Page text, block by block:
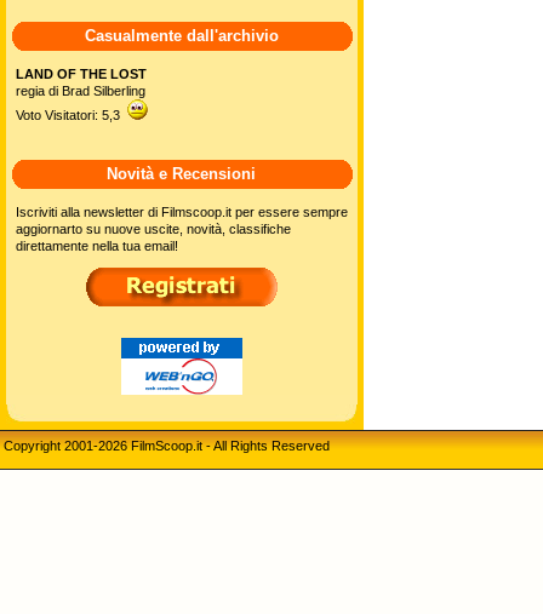
Casualmente dall'archivio
LAND OF THE LOST
regia di Brad Silberling
Voto Visitatori: 5,3
Novità e Recensioni
Iscriviti alla newsletter di Filmscoop.it per essere sempre
aggiornarto su nuove uscite, novità, classifiche
direttamente nella tua email!
Copyright 2001-2026 FilmScoop.it - All Rights Reserved